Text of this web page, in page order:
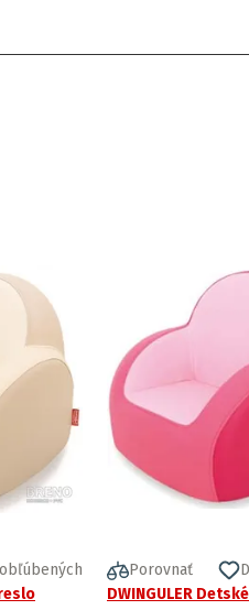
Porovnať
DWINGULER